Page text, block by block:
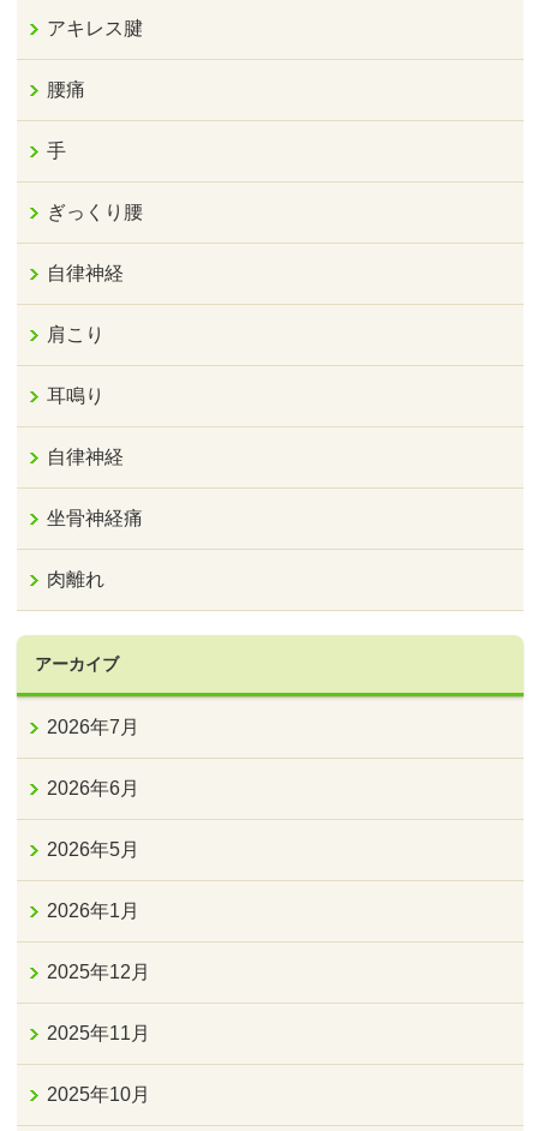
アキレス腱
腰痛
手
ぎっくり腰
自律神経
肩こり
耳鳴り
自律神経
坐骨神経痛
肉離れ
アーカイブ
2026年7月
2026年6月
2026年5月
2026年1月
2025年12月
2025年11月
2025年10月